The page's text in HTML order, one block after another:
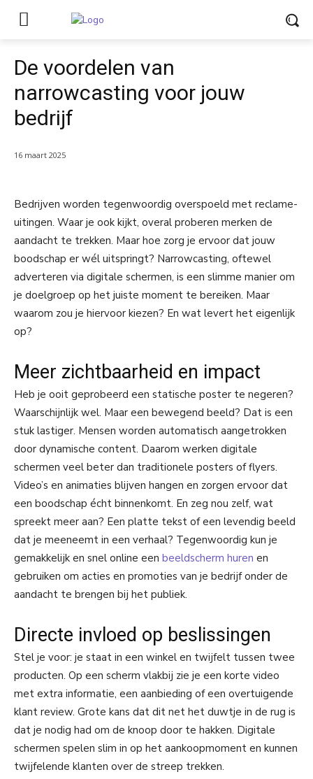
De voordelen van
narrowcasting voor jouw
bedrijf
16 maart 2025
Bedrijven worden tegenwoordig overspoeld met reclame-
uitingen. Waar je ook kijkt, overal proberen merken de
aandacht te trekken. Maar hoe zorg je ervoor dat jouw
boodschap er wél uitspringt? Narrowcasting, oftewel
adverteren via digitale schermen, is een slimme manier om
je doelgroep op het juiste moment te bereiken. Maar
waarom zou je hiervoor kiezen? En wat levert het eigenlijk
op?
Meer zichtbaarheid en impact
Heb je ooit geprobeerd een statische poster te negeren?
Waarschijnlijk wel. Maar een bewegend beeld? Dat is een
stuk lastiger. Mensen worden automatisch aangetrokken
door dynamische content. Daarom werken digitale
schermen veel beter dan traditionele posters of flyers.
Video’s en animaties blijven hangen en zorgen ervoor dat
een boodschap écht binnenkomt. En zeg nou zelf, wat
spreekt meer aan? Een platte tekst of een levendig beeld
dat je meeneemt in een verhaal? Tegenwoordig kun je
gemakkelijk en snel online een beeldscherm huren en
gebruiken om acties en promoties van je bedrijf onder de
aandacht te brengen bij het publiek.
Directe invloed op beslissingen
Stel je voor: je staat in een winkel en twijfelt tussen twee
producten. Op een scherm vlakbij zie je een korte video
met extra informatie, een aanbieding of een overtuigende
klant review. Grote kans dat dit net het duwtje in de rug is
dat je nodig had om de knoop door te hakken. Digitale
schermen spelen slim in op het aankoopmoment en kunnen
twijfelende klanten over de streep trekken.